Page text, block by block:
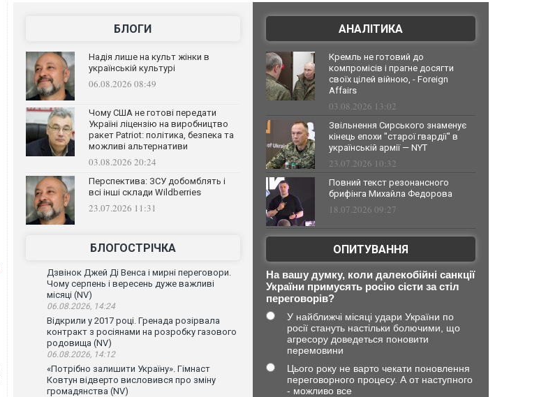
БЛОГИ
Надія лише на культ жінки в
українській культурі
06.08.2026 08:49
Чому США не готові передати
Україні ліцензію на виробництво
ракет Patriot: політика, безпека та
можливі альтернативи
03.08.2026 20:24
Перспектива: ЗСУ добомблять і
всі інші склади Wildberries
23.07.2026 11:31
БЛОГОСТРІЧКА
Дзвінок Джей Ді Венса і мирні переговори.
Чому серпень і вересень дуже важливі
місяці (NV)
06.08.2026, 14:24
Відкрили у 2017 році. Гренада розірвала
контракт з росіянами на розробку газового
родовища (NV)
06.08.2026, 14:12
«Потрібно залишити Україну». Гімнаст
Ковтун відверто висловився про зміну
громадянства (NV)
АНАЛІТИКА
Кремль не готовий до
компромісів і прагне досягти
своїх цілей війною, - Foreign
Affairs
03.08.2026 13:02
Звільнення Сирського знаменує
кінець епохи "старої гвардії" в
українській армії — NYT
23.07.2026 10:32
Повний текст резонансного
брифінга Михайла Федорова
18.07.2026 09:27
ОПИТУВАННЯ
На вашу думку, коли далекобійні санкції
України примусять росію сісти за стіл
переговорів?
У найближчі місяці удари України по
росії стануть настільки болючими, що
агресору доведеться поновити
перемовини
Цього року не варто чекати поновлення
переговорного процесу. А от наступного
- можливо все